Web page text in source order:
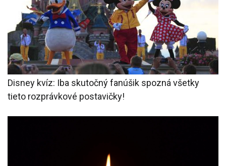
Disney kvíz: Iba skutočný fanúšik spozná všetky
tieto rozprávkové postavičky!